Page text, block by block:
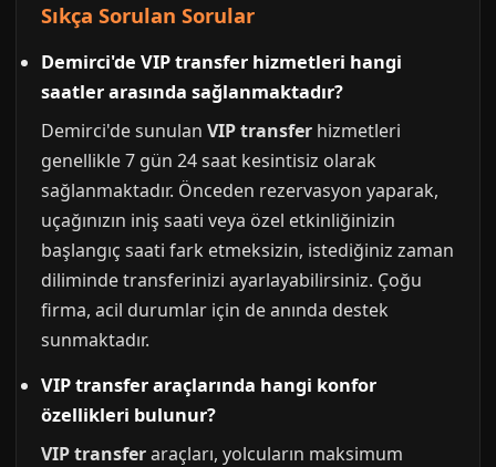
Sıkça Sorulan Sorular
Demirci'de VIP transfer hizmetleri hangi
saatler arasında sağlanmaktadır?
Demirci'de sunulan VIP transfer hizmetleri
genellikle 7 gün 24 saat kesintisiz olarak
sağlanmaktadır. Önceden rezervasyon yaparak,
uçağınızın iniş saati veya özel etkinliğinizin
başlangıç saati fark etmeksizin, istediğiniz zaman
diliminde transferinizi ayarlayabilirsiniz. Çoğu
firma, acil durumlar için de anında destek
sunmaktadır.
VIP transfer araçlarında hangi konfor
özellikleri bulunur?
VIP transferaraçları, yolcuların maksimum